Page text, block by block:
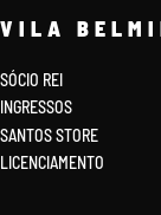
VILA
SÓCIO REI
INGRESSOS
SANTOS STORE
LICENCIAMENTO